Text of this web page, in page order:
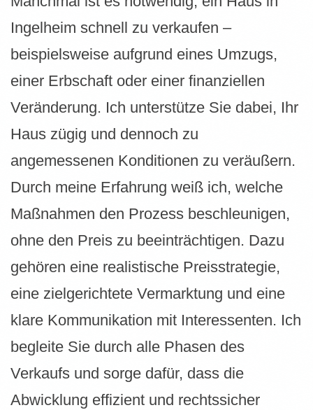
Ingelheim schnell zu verkaufen –
beispielsweise aufgrund eines Umzugs,
einer Erbschaft oder einer finanziellen
Veränderung. Ich unterstütze Sie dabei, Ihr
Haus zügig und dennoch zu
angemessenen Konditionen zu veräußern.
Durch meine Erfahrung weiß ich, welche
Maßnahmen den Prozess beschleunigen,
ohne den Preis zu beeinträchtigen. Dazu
gehören eine realistische Preisstrategie,
eine zielgerichtete Vermarktung und eine
klare Kommunikation mit Interessenten. Ich
begleite Sie durch alle Phasen des
Verkaufs und sorge dafür, dass die
Abwicklung effizient und rechtssicher